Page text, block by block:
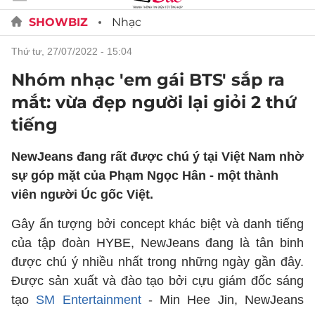
SHOWBIZ Nhạc
thứ tư, 27/07/2022 - 15:04
Nhóm nhạc 'em gái BTS' sắp ra
mắt: vừa đẹp người lại giỏi 2 thứ
tiếng
NewJeans đang rất được chú ý tại Việt Nam nhờ
sự góp mặt của Phạm Ngọc Hân - một thành
viên người Úc gốc Việt.
Gây ấn tượng bởi concept khác biệt và danh tiếng
của tập đoàn HYBE, NewJeans đang là tân binh
được chú ý nhiều nhất trong những ngày gần đây.
Được sản xuất và đào tạo bởi cựu giám đốc sáng
tạo SM Entertainment- Min Hee Jin, NewJeans